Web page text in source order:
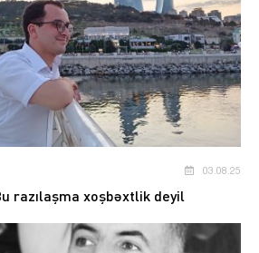
03.08.25
razılaşma xoşbəxtlik deyil